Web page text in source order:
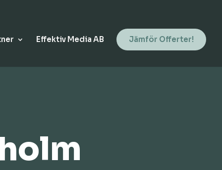
Effektiv Media AB Jämför Offerter!